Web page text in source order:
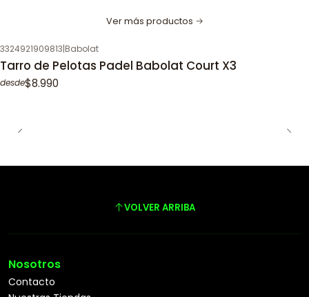
Ver más productos
3324921909813|Babolat
Tarro de Pelotas Padel Babolat Court X3
desde$8.990
VOLVER ARRIBA
Nosotros
Contacto